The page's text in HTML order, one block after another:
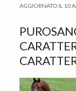
AGGIORNATO IL 10